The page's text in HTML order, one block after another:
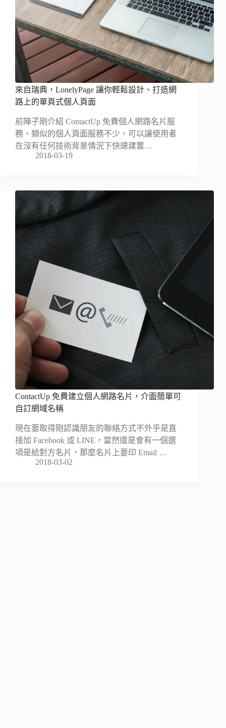
來自瑞典，LonelyPage 讓你輕鬆設計、打造網
路上的單頁式個人頁面
前陣子剛介紹 ContactUp 免費個人網路名片服
務，類似的個人頁面服務不少，可以讓使用者
在沒有任何技術背景情況下快速建置…
2018-03-19
ContactUp 免費建立個人網路名片，介面簡單可
自訂網域名稱
現在要取得剛認識朋友的聯絡方式不外乎是直
接加 Facebook 或 LINE，當然還是會有一個選
項是給對方名片，那麼名片上要印 Email …
2018-03-02